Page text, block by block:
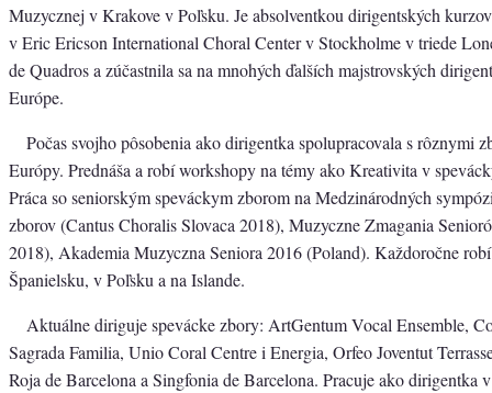
Muzycznej v Krakove v Poľsku. Je absolventkou dirigentských
v Eric Ericson International Choral Center v Stockholme v triede
de Quadros a zúčastnila sa na mnohých ďalších majstrovských
Európe.
Počas svojho pôsobenia ako dirigentka spolupracovala s rôznymi
Európy. Prednáša a robí workshopy na témy ako Kreativita v
Práca so seniorským speváckym zborom na Medzinárodných
zborov (Cantus Choralis Slovaca 2018), Muzyczne Zmagania
2018), Akademia Muzyczna Seniora 2016 (Poland). Každoročne
Španielsku, v Poľsku a na Islande.
Aktuálne diriguje spevácke zbory: ArtGentum Vocal Ensemble,
Sagrada Familia, Unio Coral Centre i Energia, Orfeo Joventut
Roja de Barcelona a Singfonia de Barcelona. Pracuje ako dirigentka